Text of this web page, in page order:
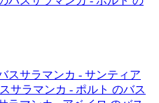
スサラマンカ - サンティア
サラマンカ - ポルト のバス